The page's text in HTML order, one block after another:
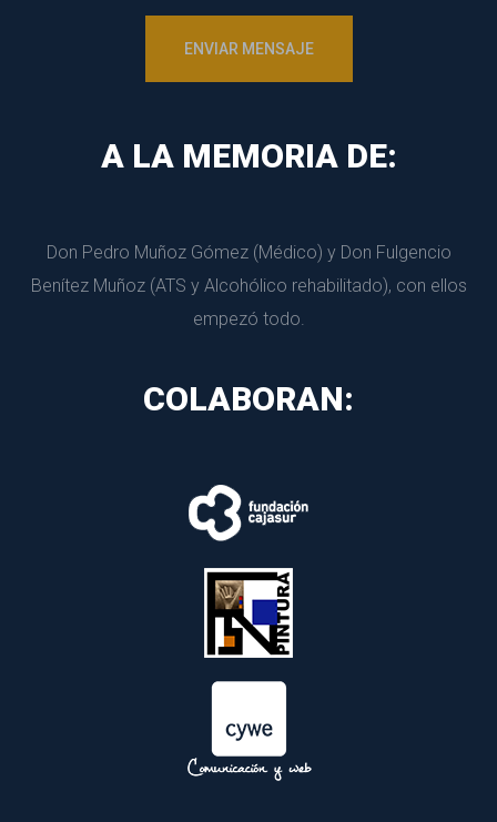
A LA MEMORIA DE:
Don Pedro Muñoz Gómez (Médico) y Don Fulgencio
Benítez Muñoz (ATS y Alcohólico rehabilitado), con ellos
empezó todo.
COLABORAN: